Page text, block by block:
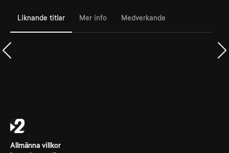
Liknande titlar Mer info Medverkande
Allmänna villkor